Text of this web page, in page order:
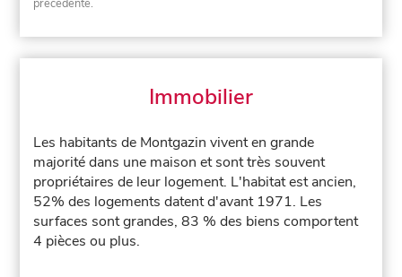
précédente.
Immobilier
Les habitants de Montgazin vivent en grande
majorité dans une maison et sont très souvent
propriétaires de leur logement. L'habitat est ancien,
52% des logements datent d'avant 1971. Les
surfaces sont grandes, 83 % des biens comportent
4 pièces ou plus.